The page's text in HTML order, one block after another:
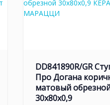
DD841890R/GR
Про Догана
матовый
30x80x0,9